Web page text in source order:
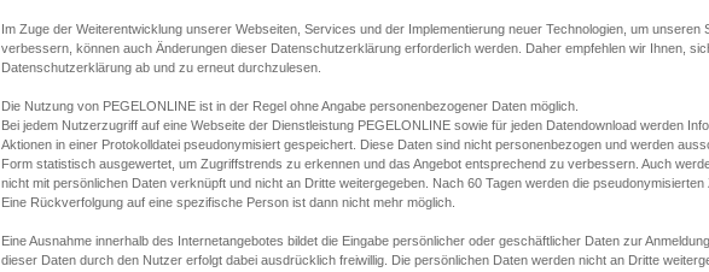
Im Zuge der Weiterentwicklung unserer Webseiten, Services und der Implementierung neuer Technologien, um unseren
verbessern, können auch Änderungen dieser Datenschutzerklärung erforderlich werden. Daher empfehlen wir Ihnen,
Datenschutzerklärung ab und zu erneut durchzulesen.
Die Nutzung von PEGELONLINE ist in der Regel ohne Angabe personenbezogener Daten möglich.
Bei jedem Nutzerzugriff auf eine Webseite der Dienstleistung PEGELONLINE sowie für jeden Datendownload werden
Aktionen in einer Protokolldatei pseudonymisiert gespeichert. Diese Daten sind nicht personenbezogen und werden
Form statistisch ausgewertet, um Zugriffstrends zu erkennen und das Angebot entsprechend zu verbessern. Auch
nicht mit persönlichen Daten verknüpft und nicht an Dritte weitergegeben. Nach 60 Tagen werden die
Eine Rückverfolgung auf eine spezifische Person ist dann nicht mehr möglich.
Eine Ausnahme innerhalb des Internetangebotes bildet die Eingabe persönlicher oder geschäftlicher Daten zur
dieser Daten durch den Nutzer erfolgt dabei ausdrücklich freiwillig. Die persönlichen Daten werden nicht an Dritte